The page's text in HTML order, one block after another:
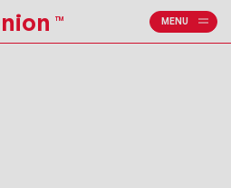
TM
MENU